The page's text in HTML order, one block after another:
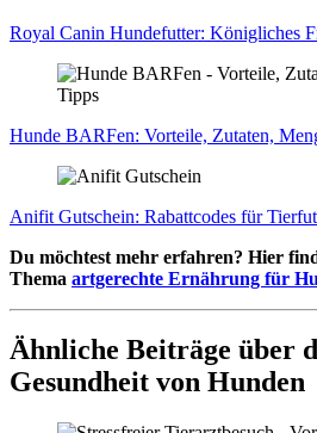
Roy­al Canin Hun­de­fut­ter: König­li­ches
Hun­de BAR­Fen: Vor­tei­le, Zuta­ten,
Ani­fit Gut­schein: Rabatt­codes für
Du möchtest mehr erfahren? Hier
Thema artgerechte Ernährung für
Ähnliche Beiträge über
Gesundheit von Hunden